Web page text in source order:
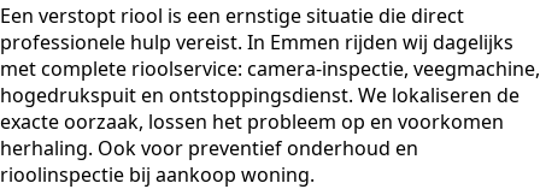
Een verstopt riool is een ernstige situatie die direct
professionele hulp vereist. In Emmen rijden wij dagelijks
met complete rioolservice: camera-inspectie, veegmachine,
hogedrukspuit en ontstoppingsdienst. We lokaliseren de
exacte oorzaak, lossen het probleem op en voorkomen
herhaling. Ook voor preventief onderhoud en
rioolinspectie bij aankoop woning.